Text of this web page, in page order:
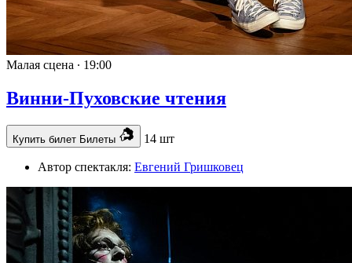
Малая сцена ∙ 19:00
Винни-Пуховские чтения
Купить билет Билеты 14 шт
Автор спектакля: Евгений Гришковец